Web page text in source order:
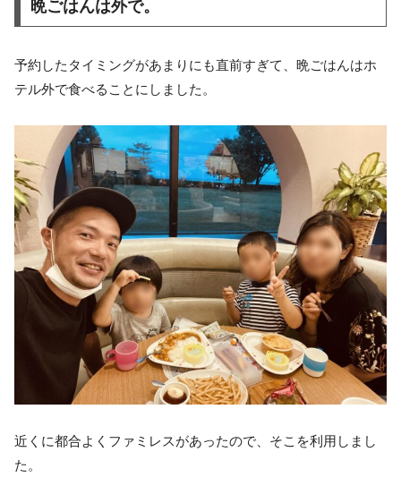
晩ごはんは外で。
予約したタイミングがあまりにも直前すぎて、晩ごはんはホ
テル外で食べることにしました。
近くに都合よくファミレスがあったので、そこを利用しまし
た。